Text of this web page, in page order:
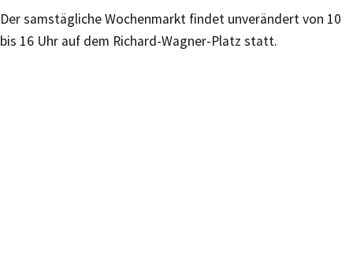
Der samstägliche Wochenmarkt findet unverändert von 10
bis 16 Uhr auf dem Richard-Wagner-Platz statt.